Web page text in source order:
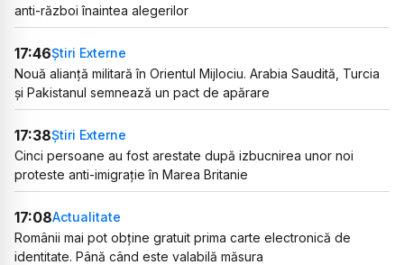
anti-război înaintea alegerilor
17:46Știri Externe
Nouă alianță militară în Orientul Mijlociu. Arabia Saudită, Turcia
și Pakistanul semnează un pact de apărare
17:38Știri Externe
Cinci persoane au fost arestate după izbucnirea unor noi
proteste anti-imigrație în Marea Britanie
17:08Actualitate
Românii mai pot obține gratuit prima carte electronică de
identitate. Până când este valabilă măsura